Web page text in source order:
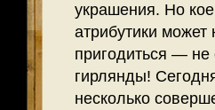
украшения. Но
атрибутики
пригодиться — не
гирлянды!
несколько